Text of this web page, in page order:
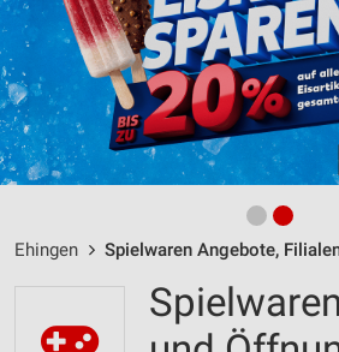
Ehingen Spielwaren Angebote,